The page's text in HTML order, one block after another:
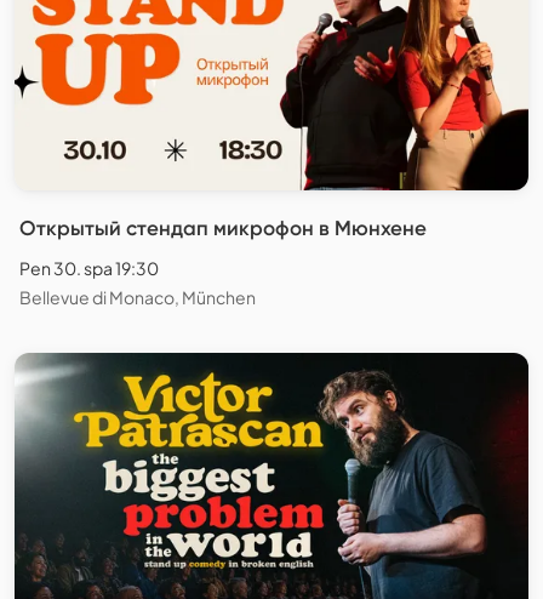
Открытый стендап микрофон в Мюнхене
Pen 30. spa 19:30
Bellevue di Monaco, München